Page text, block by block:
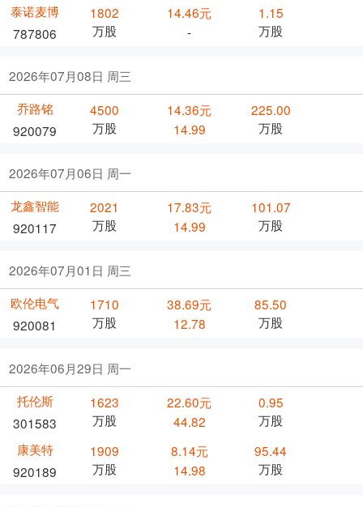
泰诺麦博
787806
1802
万股
14.46元
-
1.15
万股
2026年07月08日 周三
乔路铭
920079
4500
万股
14.36元
14.99
225.00
万股
2026年07月06日 周一
龙鑫智能
920117
2021
万股
17.83元
14.99
101.07
万股
2026年07月01日 周三
欧伦电气
920081
1710
万股
38.69元
12.78
85.50
万股
2026年06月29日 周一
托伦斯
301583
1623
万股
22.60元
44.82
0.95
万股
康美特
920189
1909
万股
8.14元
14.98
95.44
万股